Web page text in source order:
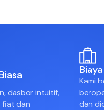
dasbor intuitif,
fiat dan
Kami
dan